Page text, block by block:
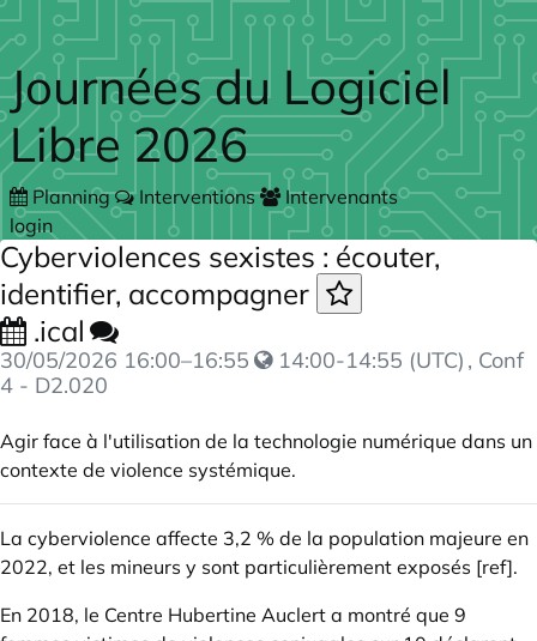
Skip to main content
Journées du Logiciel
Libre 2026
Planning Interventions
Intervenants
login
Cyberviolences sexistes : écouter,
identifier, accompagner
.ical
30/05/2026 16:00–16:55 14:00-14:55 (UTC) , Conf
4 - D2.020
Agir face à l'utilisation de la technologie numérique dans un
contexte de violence systémique.
La cyberviolence affecte 3,2 % de la population majeure en
2022, et les mineurs y sont particulièrement exposés [ref].
En 2018, le Centre Hubertine Auclert a montré que 9